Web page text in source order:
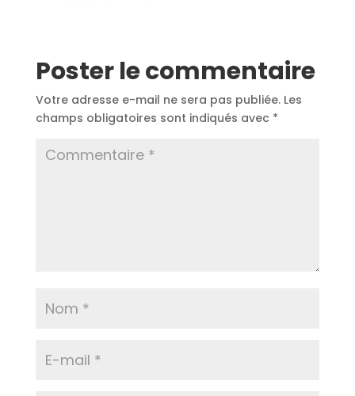
Poster le commentaire
Votre adresse e-mail ne sera pas publiée. Les
champs obligatoires sont indiqués avec *